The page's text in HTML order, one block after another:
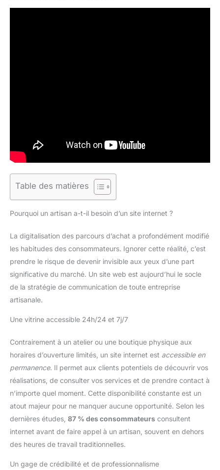
Table des matières
Pourquoi un artisan a-t-il besoin d’un site internet ?
La digitalisation des parcours d’achat a profondément modifié
les habitudes des consommateurs. Ignorer cette réalité, c’est
prendre le risque de devenir invisible aux yeux d’une part
significative du marché. Un site web est aujourd’hui le socle
de la stratégie de communication de toute entreprise
artisanale.
Une vitrine accessible 24h/24 et 7j/7
Contrairement à un atelier ou une boutique physique aux
horaires d’ouverture limités, un site internet est accessible en
permanence. Il permet aux clients potentiels de découvrir vos
réalisations, de consulter vos services et de prendre contact à
n’importe quel moment. Cette disponibilité constante est un
atout majeur pour ne manquer aucune opportunité. Selon les
dernières études, 87 % des consommateurs consultent
internet avant de faire appel à un artisan, souvent en dehors
des heures de travail traditionnelles.
Un gage de crédibilité et de professionnalisme